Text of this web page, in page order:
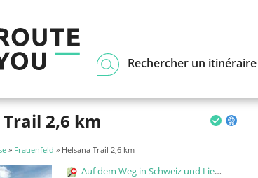
Rechercher un itinéraire
2,6 km
» Frauenfeld » Helsana Trail 2,6 km
Auf dem Weg in Schweiz und Liechtenstein